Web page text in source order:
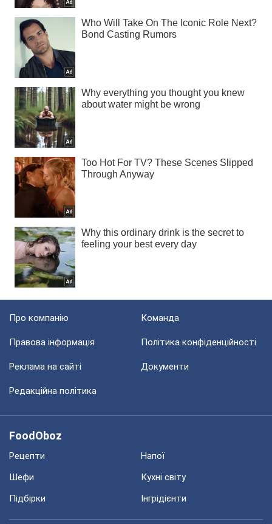
Про компанію Команда
Правова інформація Політика конфіденційності
Реклама на сайті Документи
Редакційна політика
FoodOboz
Рецепти
Напої
Шефи
Кухні світу
Підбірки
Інгрідієнти